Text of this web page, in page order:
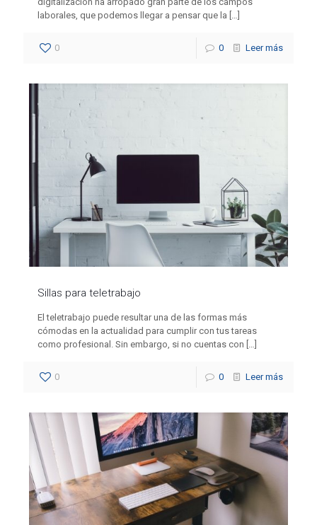
laborales, que podemos llegar a pensar que la
0 0 Leer más
Sillas para teletrabajo
El teletrabajo puede resultar una de las formas más
cómodas en la actualidad para cumplir con tus tareas
como profesional. Sin embargo, si no cuentas con […]
0 0 Leer más